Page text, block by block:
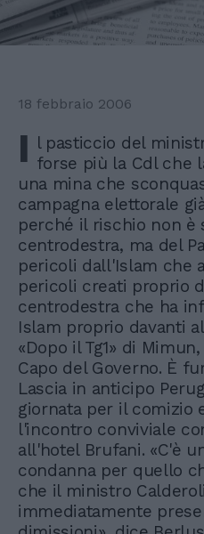
18 febbraio 2006
I l pasticcio del
forse più la Cdl che
una mina che
campagna elettorale
perché il rischio non
centrodestra, ma del
pericoli dall'Islam che
pericoli creati proprio
centrodestra che ha
Islam proprio davanti
«Dopo il Tg1» di
Capo del Governo. È
Lascia in anticipo
giornata per il comizio
l'incontro conviviale
all'hotel Brufani. «C'è
condanna per quello
che il ministro
immediatamente